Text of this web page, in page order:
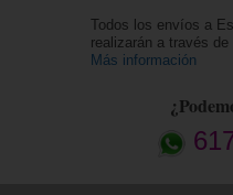
Todos los envíos a
realizarán a través
Más información